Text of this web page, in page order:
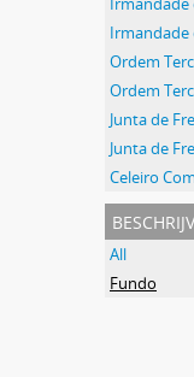
Junta de
Junta de
Celeiro
All
Fundo